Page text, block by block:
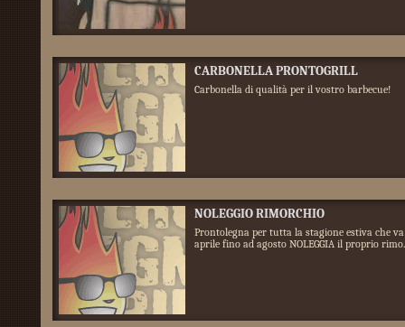
CARBONELLA PRONTOGRILL
Carbonella di qualità per il vostro barbecue!
NOLEGGIO RIMORCHIO
Prontolegna per tutta la stagione estiva che
aprile fino ad agosto NOLEGGIA il proprio